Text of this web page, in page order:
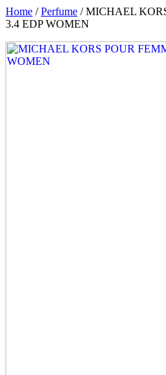
Home /Perfume / MICHAEL
3.4 EDP WOMEN